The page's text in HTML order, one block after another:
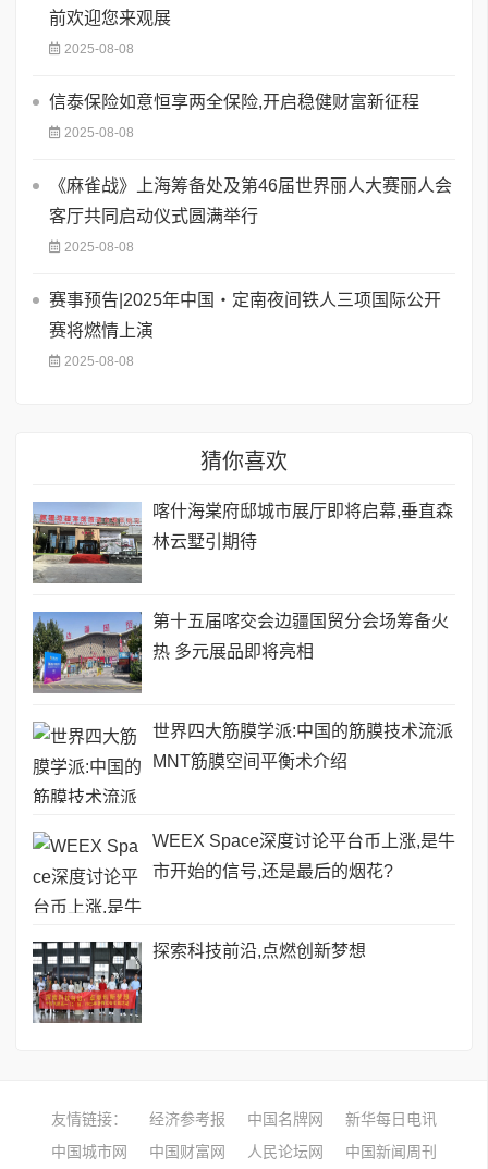
前欢迎您来观展
2025-08-08
信泰保险如意恒享两全保险,开启稳健财富新征程
2025-08-08
《麻雀战》上海筹备处及第46届世界丽人大赛丽人会
客厅共同启动仪式圆满举行
2025-08-08
赛事预告|2025年中国・定南夜间铁人三项国际公开
赛将燃情上演
2025-08-08
猜你喜欢
喀什海棠府邸城市展厅即将启幕,垂直森
林云墅引期待
第十五届喀交会边疆国贸分会场筹备火
热 多元展品即将亮相
世界四大筋膜学派:中国的筋膜技术流派
MNT筋膜空间平衡术介绍
WEEX Space深度讨论平台币上涨,是牛
市开始的信号,还是最后的烟花?
探索科技前沿,点燃创新梦想
友情链接： 经济参考报 中国名牌网
新华每日电讯
中国城市网
中国财富网 人民论坛网 中国新闻周刊